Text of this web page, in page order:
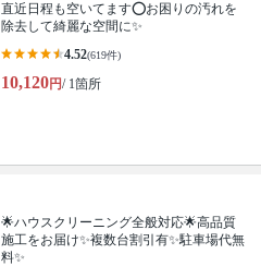
直近日程も空いてます⭕️お困りの汚れを
除去して綺麗な空間に✨
4.52(619件)
10,120円/ 1箇所
🌟ハウスクリーニング全般対応🌟高品質
施工をお届け✨複数台割引有✨駐車場代無
料✨